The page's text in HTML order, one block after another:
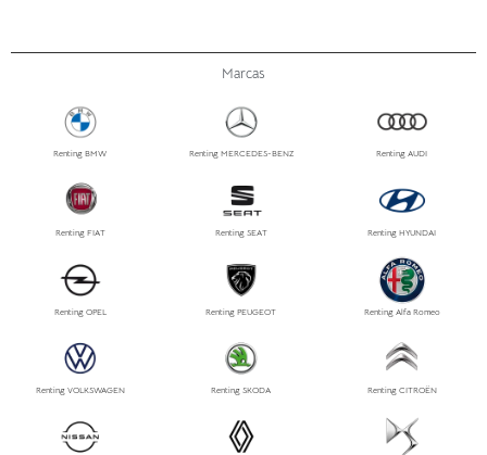
Marcas
Renting BMW Renting MERCEDES-BENZ Renting AUDI
Renting FIAT Renting SEAT Renting HYUNDAI
Renting OPEL Renting PEUGEOT Renting Alfa Romeo
Renting VOLKSWAGEN Renting SKODA Renting CITROËN